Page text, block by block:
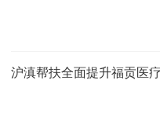
沪滇帮扶全面提升福贡医